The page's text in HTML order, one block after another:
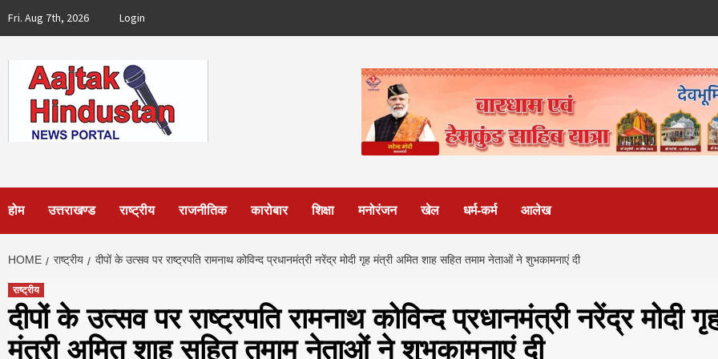
Fri. Aug 7th, 2026 Login
होम उत्तराखण्ड राष्ट्रीय राजनीतिक कारोबार शिक्षा मनोरंजन खेल धर्म-कर्म आलेख
HOME राष्ट्रीय दीपों के उत्सव पर राष्ट्रपति रामनाथ कोविन्द प्रधानमंत्री नरेंद्र मोदी गृह मंत्री अमित शाह सहित तमाम नेताओं ने शुभकामनाएं दी
राष्ट्रीय
दीपों के उत्सव पर राष्ट्रपति रामनाथ कोविन्द प्रधानमंत्री नरेंद्र मोदी
मंत्री अमित शाह सहित तमाम नेताओं ने शुभकामनाएं दी